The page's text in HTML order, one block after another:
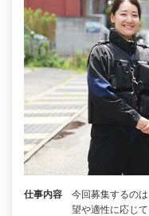
仕事内容
今回募集するの
望や適性に応じ